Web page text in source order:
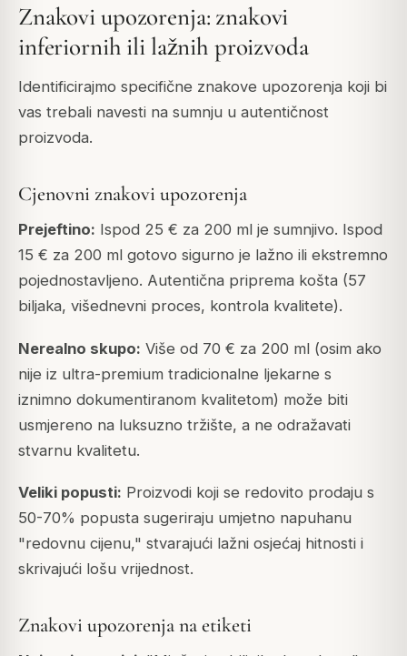
Znakovi upozorenja: znakovi
inferiornih ili lažnih proizvoda
Identificirajmo specifične znakove upozorenja koji bi
vas trebali navesti na sumnju u autentičnost
proizvoda.
Cjenovni znakovi upozorenja
Prejeftino: Ispod 25 € za 200 ml je sumnjivo. Ispod
15 € za 200 ml gotovo sigurno je lažno ili ekstremno
pojednostavljeno. Autentična priprema košta (57
biljaka, višednevni proces, kontrola kvalitete).
Nerealno skupo: Više od 70 € za 200 ml (osim ako
nije iz ultra-premium tradicionalne ljekarne s
iznimno dokumentiranom kvalitetom) može biti
usmjereno na luksuzno tržište, a ne odražavati
stvarnu kvalitetu.
Veliki popusti: Proizvodi koji se redovito prodaju s
50-70% popusta sugeriraju umjetno napuhanu
"redovnu cijenu," stvarajući lažni osjećaj hitnosti i
skrivajući lošu vrijednost.
Znakovi upozorenja na etiketi